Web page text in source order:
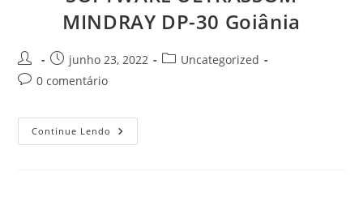
MINDRAY DP-30 Goiânia
Autor
do
Post
publicado:
junho 23, 2022
Categoria
Uncategorized
Comentários
post:
0 comentário
Continue Lendo SOFTWARE
ULTRASSOM